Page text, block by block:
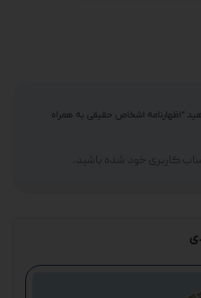
“اظهارنامه اشخاص حقیقی به همراه
کاربری خود شده باشید.